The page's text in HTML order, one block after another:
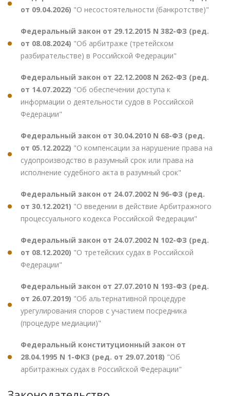
от 09.04.2026) "О несостоятельности (банкротстве)"
Федеральный закон от 29.12.2015 N 382-ФЗ (ред.
от 08.08.2024) "Об арбитраже (третейском
разбирательстве) в Российской Федерации"
Федеральный закон от 22.12.2008 N 262-ФЗ (ред.
от 14.07.2022) "Об обеспечении доступа к
информации о деятельности судов в Российской
Федерации"
Федеральный закон от 30.04.2010 N 68-ФЗ (ред.
от 05.12.2022) "О компенсации за нарушение права на
судопроизводство в разумный срок или права на
исполнение судебного акта в разумный срок"
Федеральный закон от 24.07.2002 N 96-ФЗ (ред.
от 30.12.2021) "О введении в действие Арбитражного
процессуального кодекса Российской Федерации"
Федеральный закон от 24.07.2002 N 102-ФЗ (ред.
от 08.12.2020) "О третейских судах в Российской
Федерации"
Федеральный закон от 27.07.2010 N 193-ФЗ (ред.
от 26.07.2019) "Об альтернативной процедуре
урегулирования споров с участием посредника
(процедуре медиации)"
Федеральный конституционный закон от
28.04.1995 N 1-ФКЗ (ред. от 29.07.2018) "Об
арбитражных судах в Российской Федерации"